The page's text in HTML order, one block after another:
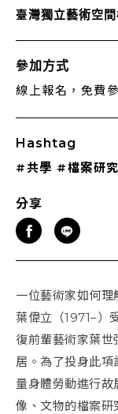
臺灣獨立藝術空
參加方式
線上報名，免費
Hashtag
#共學 #檔案研究
分享
一位藝術家如何
葉偉立（1971–）
復前輩藝術家葉
居。為了投身此
量身體勞動進行故
像、文物的檔案研